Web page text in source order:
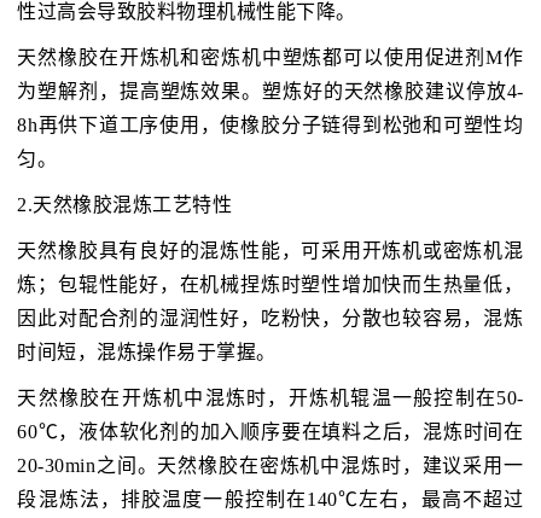
性过高会导致胶料物理机械性能下降。
天然橡胶在开炼机和密炼机中塑炼都可以使用促进剂M作
为塑解剂，提高塑炼效果。塑炼好的天然橡胶建议停放4-
8h再供下道工序使用，使橡胶分子链得到松弛和可塑性均
匀。
2.天然橡胶混炼工艺特性
天然橡胶具有良好的混炼性能，可采用开炼机或密炼机混
炼；包辊性能好，在机械捏炼时塑性增加快而生热量低，
因此对配合剂的湿润性好，吃粉快，分散也较容易，混炼
时间短，混炼操作易于掌握。
天然橡胶在开炼机中混炼时，开炼机辊温一般控制在50-
60℃，液体软化剂的加入顺序要在填料之后，混炼时间在
20-30min之间。天然橡胶在密炼机中混炼时，建议采用一
段混炼法，排胶温度一般控制在140℃左右，最高不超过